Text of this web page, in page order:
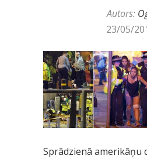
Autors:
23/05/
Sprādzienā amerikāņu